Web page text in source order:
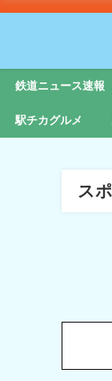
鉄道ニュース速報
駅チカグルメ
ス